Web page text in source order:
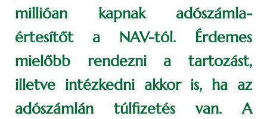
millióan kapnak adószámla-
értesítőt a NAV-tól. Érdemes
mielőbb rendezni a tartozást,
illetve intézkedni akkor is, ha az
adószámlán túlfizetés van. A